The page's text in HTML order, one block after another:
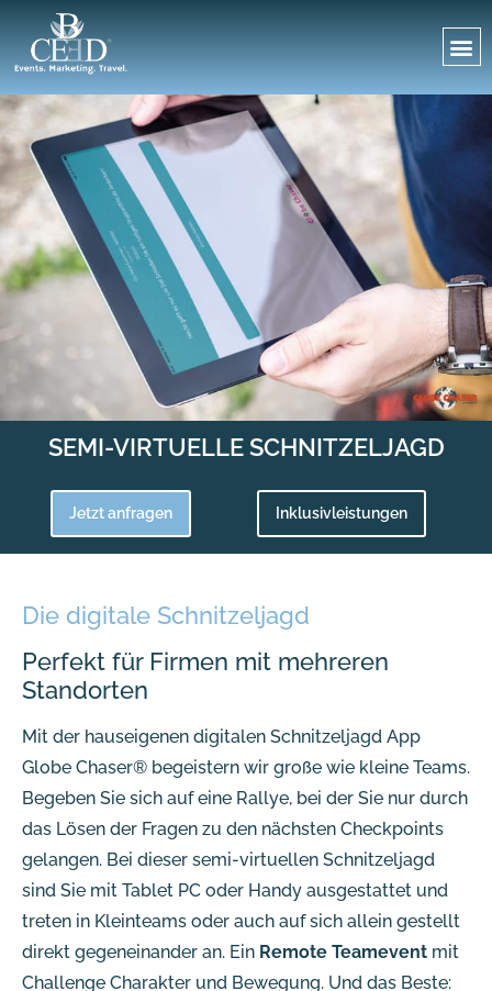
SEMI-VIRTUELLE SCHNITZELJAGD
Jetzt anfragen Inklusivleistungen
Die digitale Schnitzeljagd
Perfekt für Firmen mit mehreren
Standorten
Mit der hauseigenen digitalen Schnitzeljagd App
Globe Chaser® begeistern wir große wie kleine Teams.
Begeben Sie sich auf eine Rallye, bei der Sie nur durch
das Lösen der Fragen zu den nächsten Checkpoints
gelangen. Bei dieser semi-virtuellen Schnitzeljagd
sind Sie mit Tablet PC oder Handy ausgestattet und
treten in Kleinteams oder auch auf sich allein gestellt
direkt gegeneinander an. Ein Remote Teamevent mit
Challenge Charakter und Bewegung. Und das Beste: